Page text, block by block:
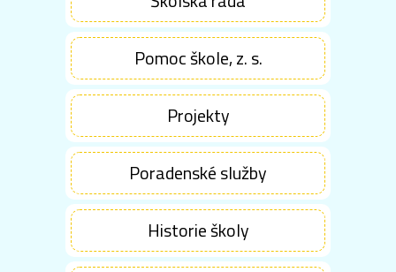
Pomoc škole, z. s.
Projekty
Poradenské služby
Historie školy